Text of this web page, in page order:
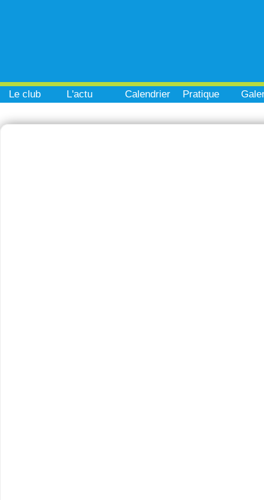
Le club L'actu Calendrier Pratique